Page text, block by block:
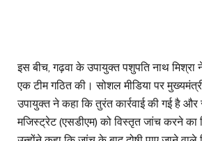
इस बीच, गढ़वा के उपायुक्त पशुपति नाथ
एक टीम गठित की। सोशल मीडिया पर
उपायुक्त ने कहा कि तुरंत कार्रवाई की गई है
मजिस्ट्रेट (एसडीएम) को विस्तृत जांच करने का